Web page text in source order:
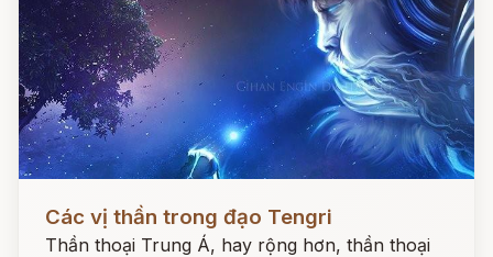
Các vị thần trong đạo Tengri
Thần thoại Trung Á, hay rộng hơn, thần thoại